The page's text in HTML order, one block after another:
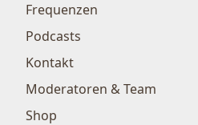
Frequenzen
Podcasts
Kontakt
Moderatoren & Team
Shop